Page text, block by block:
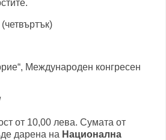
Международен конгресен
от 10,00 лева. Сумата от
дарена на Национална